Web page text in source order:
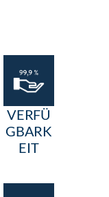
VERFÜ
GBARK
EIT